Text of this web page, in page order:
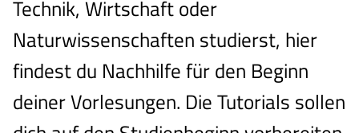
Technik, Wirtschaft oder
Naturwissenschaften studierst, hier
findest du Nachhilfe für den Beginn
deiner Vorlesungen. Die Tutorials sollen